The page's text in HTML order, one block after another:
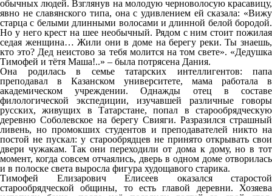
обычных людей. Взглянув на молодую черноволосую красавицу,
явно не славянского типа, она с удивлением ей сказала: «Вижу
старца с белыми длинными волосами и длинной белой бородой.
Но у него крест на шее необычный. Рядом с ним стоит пожилая
седая женщина… Жили они в доме на берегу реки. Ты знаешь,
кто это? Дед неистово за тебя молится на том свете». «Дедушка
Тимофей и тётя Маша!..» – была потрясена Дания.
Она родилась в семье татарских интеллигентов: папа
преподавал в Казанском университете, мама работала в
академическом учреждении. Однажды отец в составе
филологической экспедиции, изучавшей различные говоры
русских, живущих в Татарстане, попал в старообрядческую
деревню Соболевское на берегу Свияги. Разразился страшный
ливень, но промокших студентов и преподавателей никто на
постой не пускал: у старообрядцев не принято открывать свои
двери чужакам. Так они переходили от дома к дому, но в тот
момент, когда совсем отчаялись, дверь в одном доме отворилась
и в полоске света выросла фигура худощавого старика.
Тимофей Елизарович Елисеев оказался старостой
старообрядческой общины, то есть главой деревни. Хозяева